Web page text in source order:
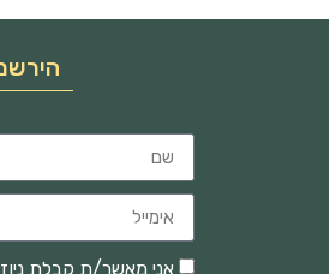
אני מאשר/ת קבלת